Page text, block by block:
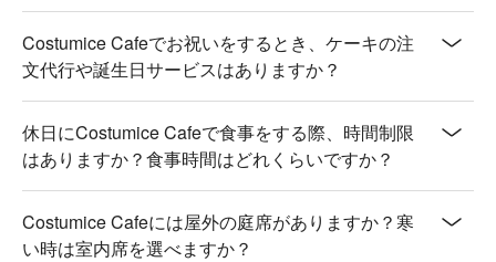
Costumice Cafeでお祝いをするとき、ケーキの注
文代行や誕生日サービスはありますか？
休日にCostumice Cafeで食事をする際、時間制限
はありますか？食事時間はどれくらいですか？
Costumice Cafeには屋外の庭席がありますか？寒
い時は室内席を選べますか？